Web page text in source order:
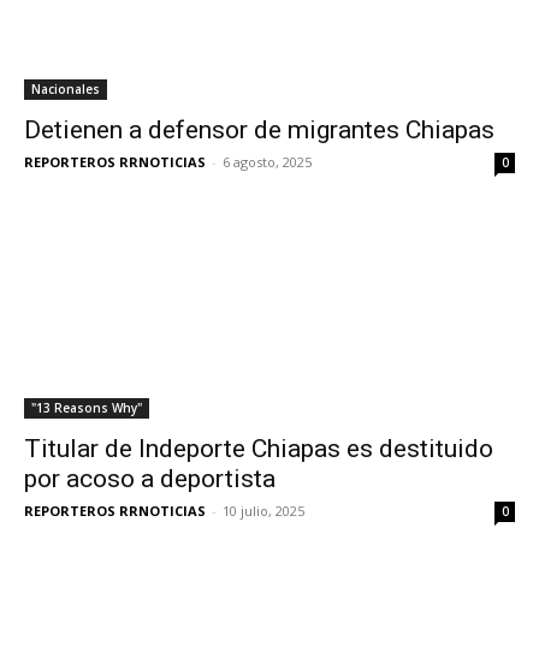
Nacionales
Detienen a defensor de migrantes Chiapas
REPORTEROS RRNOTICIAS - 6 agosto, 2025 0
"13 Reasons Why"
Titular de Indeporte Chiapas es destituido
por acoso a deportista
REPORTEROS RRNOTICIAS - 10 julio, 2025 0